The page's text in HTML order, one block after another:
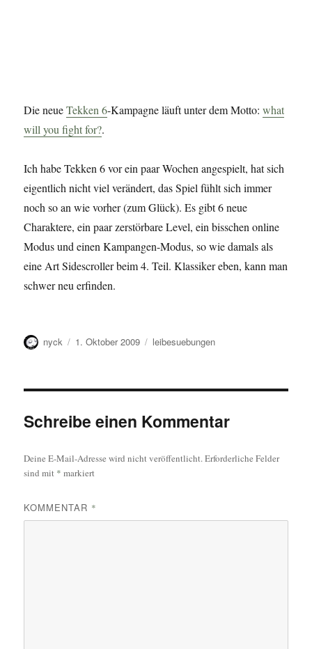
Die neueTekken 6-Kampagne läuft unter dem Motto:what
will you fight for?.
Ich habe Tekken 6 vor ein paar Wochen angespielt, hat sich
eigentlich nicht viel verändert, das Spiel fühlt sich immer
noch so an wie vorher (zum Glück). Es gibt 6 neue
Charaktere, ein paar zerstörbare Level, ein bisschen online
Modus und einen Kampangen-Modus, so wie damals als
eine Art Sidescroller beim 4. Teil. Klassiker eben, kann man
schwer neu erfinden.
Autor
nyck
Veröffentlicht
1. Oktober 2009 Kategorien
leibesuebungen
Schreibe einen Kommentar
Deine E-Mail-Adresse wird nicht veröffentlicht.Erforderliche Felder
sind mit * markiert
KOMMENTAR *